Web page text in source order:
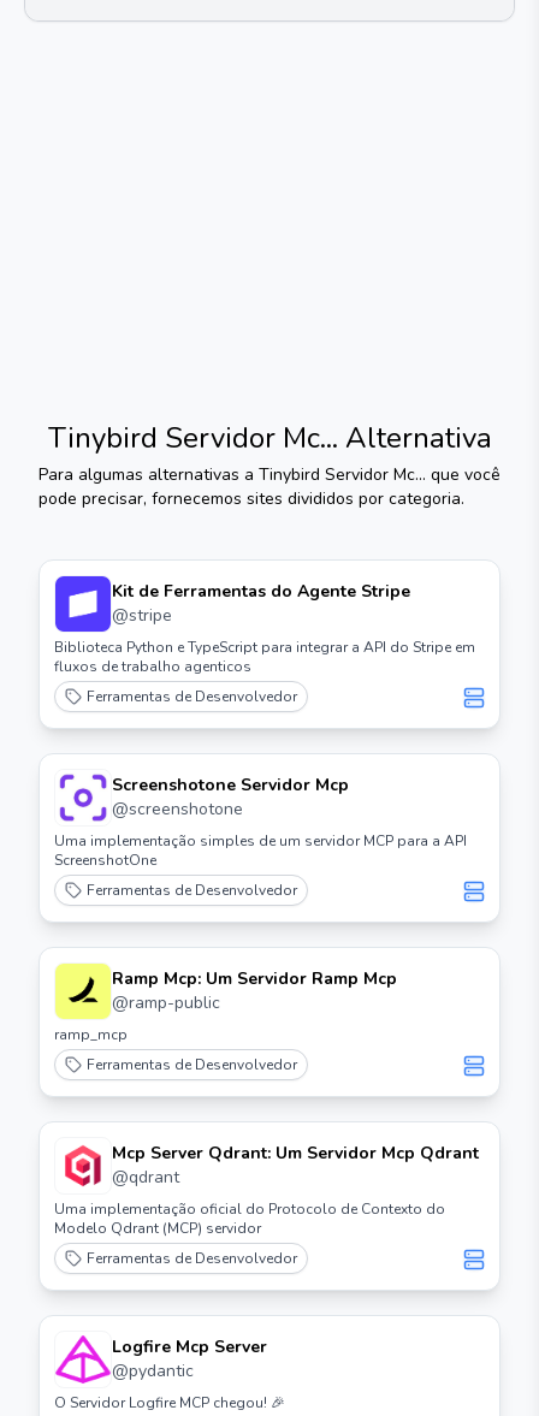
Tinybird Servidor Mc... Alternativa
Para algumas alternativas a Tinybird Servidor Mc... que você
pode precisar, fornecemos sites divididos por categoria.
Kit de Ferramentas do Agente Stripe
@stripe
Biblioteca Python e TypeScript para integrar a API do Stripe em
fluxos de trabalho agenticos
Ferramentas de Desenvolvedor
Screenshotone Servidor Mcp
@screenshotone
Uma implementação simples de um servidor MCP para a API
ScreenshotOne
Ferramentas de Desenvolvedor
Ramp Mcp: Um Servidor Ramp Mcp
@ramp-public
ramp_mcp
Ferramentas de Desenvolvedor
Mcp Server Qdrant: Um Servidor Mcp Qdrant
@qdrant
Uma implementação oficial do Protocolo de Contexto do
Modelo Qdrant (MCP) servidor
Ferramentas de Desenvolvedor
Logfire Mcp Server
@pydantic
O Servidor Logfire MCP chegou! 🎉